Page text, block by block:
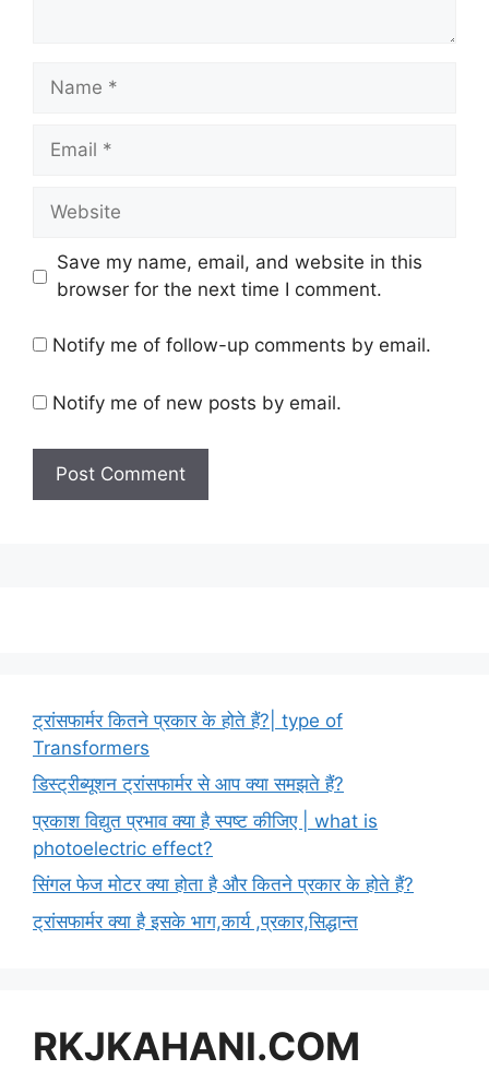
Name
Email
Website
Save my name, email, and website in this
browser for the next time I comment.
Notify me of follow-up comments by email.
Notify me of new posts by email.
ट्रांसफार्मर कितने प्रकार के होते हैं?| type of
Transformers
डिस्ट्रीब्यूशन ट्रांसफार्मर से आप क्या समझते हैं?
प्रकाश विद्युत प्रभाव क्या है स्पष्ट कीजिए | what is
photoelectric effect?
सिंगल फेज मोटर क्या होता है और कितने प्रकार के होते हैं?
ट्रांसफार्मर क्या है इसके भाग,कार्य ,प्रकार,सिद्धान्त
RKJKAHANI.COM